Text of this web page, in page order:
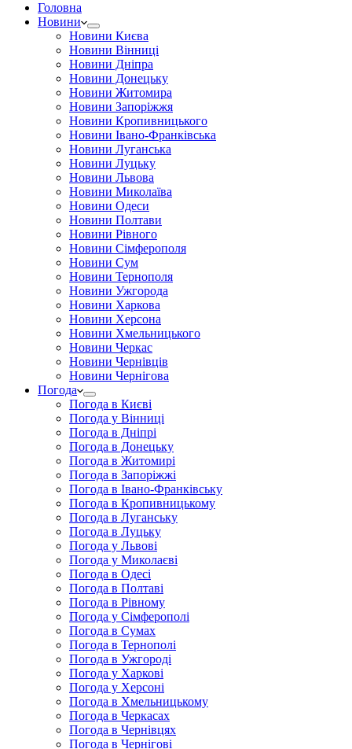
Головна
Новини
Новини Києва
Новини Вінниці
Новини Дніпра
Новини Донецьку
Новини Житомира
Новини Запоріжжя
Новини Кропивницького
Новини Івано-Франківська
Новини Луганська
Новини Луцьку
Новини Львова
Новини Миколаїва
Новини Одеси
Новини Полтави
Новини Рівного
Новини Сімферополя
Новини Сум
Новини Тернополя
Новини Ужгорода
Новини Харкова
Новини Херсона
Новини Хмельницького
Новини Черкас
Новини Чернівців
Новини Чернігова
Погода
Погода в Києві
Погода у Вінниці
Погода в Дніпрі
Погода в Донецьку
Погода в Житомирі
Погода в Запоріжжі
Погода в Івано-Франківську
Погода в Кропивницькому
Погода в Луганську
Погода в Луцьку
Погода у Львові
Погода у Миколаєві
Погода в Одесі
Погода в Полтаві
Погода в Рівному
Погода у Сімферополі
Погода в Сумах
Погода в Тернополі
Погода в Ужгороді
Погода у Харкові
Погода у Херсоні
Погода в Хмельницькому
Погода в Черкасах
Погода в Чернівцях
Погода в Чернігові